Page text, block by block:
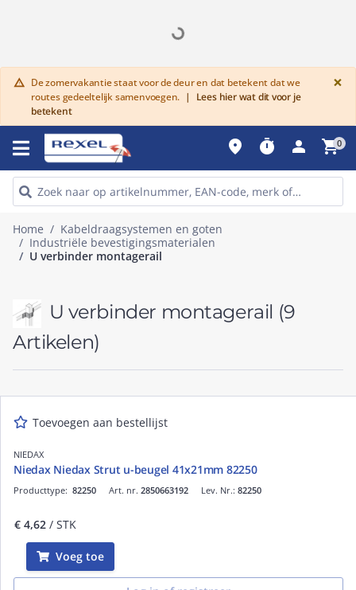
warning De zomervakantie staat voor de deur en dat betekent dat we
routes gedeeltelijk samenvoegen. |
Lees hier wat dit voor je
betekent
×
place timer person shopping_cart0
Home
Kabeldraagsystemen en goten
Industriële bevestigingsmaterialen
U verbinder montagerail
U verbinder montagerail (9
Artikelen)
Toevoegen aan bestellijst
NIEDAX
Niedax Niedax Strut u-beugel 41x21mm 82250
Art. nr. 2850663192
Producttype: 82250 Lev. Nr.: 82250
€ 4,62 / STK
Voeg toe